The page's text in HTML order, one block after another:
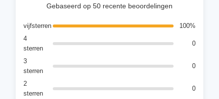
Gebaseerd op 50 recente beoordelingen
vijfsterren
100%
4
sterren
0
3
sterren
0
2
sterren
0